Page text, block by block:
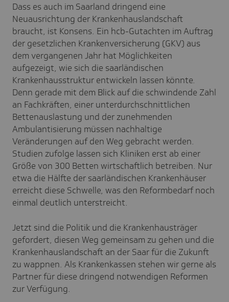
Dass es auch im Saarland dringend eine
Neuausrichtung der Krankenhauslandschaft
braucht, ist Konsens. Ein hcb-Gutachten im Auftrag
der gesetzlichen Krankenversicherung (GKV) aus
dem vergangenen Jahr hat Möglichkeiten
aufgezeigt, wie sich die saarländischen
Krankenhausstruktur entwickeln lassen könnte.
Denn gerade mit dem Blick auf die schwindende Zahl
an Fachkräften, einer unterdurchschnittlichen
Bettenauslastung und der zunehmenden
Ambulantisierung müssen nachhaltige
Veränderungen auf den Weg gebracht werden.
Studien zufolge lassen sich Kliniken erst ab einer
Größe von 300 Betten wirtschaftlich betreiben. Nur
etwa die Hälfte der saarländischen Krankenhäuser
erreicht diese Schwelle, was den Reformbedarf noch
einmal deutlich unterstreicht.
Jetzt sind die Politik und die Krankenhausträger
gefordert, diesen Weg gemeinsam zu gehen und die
Krankenhauslandschaft an der Saar für die Zukunft
zu wappnen. Als Krankenkassen stehen wir gerne als
Partner für diese dringend notwendigen Reformen
zur Verfügung.